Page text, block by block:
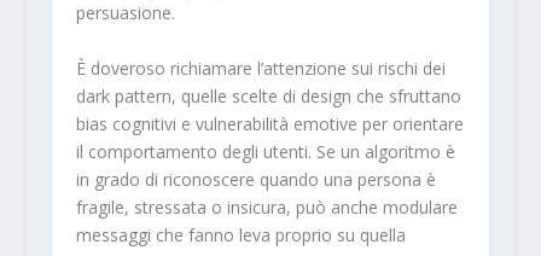
persuasione.
È doveroso richiamare l’attenzione sui rischi dei
dark pattern, quelle scelte di design che sfruttano
bias cognitivi e vulnerabilità emotive per orientare
il comportamento degli utenti. Se un algoritmo è
in grado di riconoscere quando una persona è
fragile, stressata o insicura, può anche modulare
messaggi che fanno leva proprio su quella